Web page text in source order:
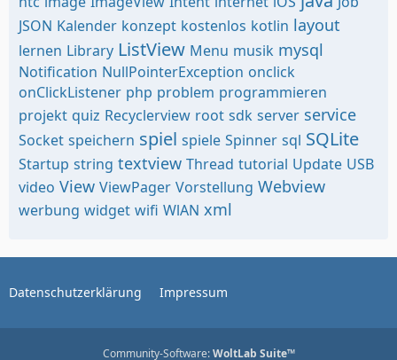
JSON Kalender konzept kostenlos kotlin layout
lernen Library ListView Menu musik mysql
Notification NullPointerException onclick
onClickListener php problem programmieren
projekt quiz Recyclerview root sdk server service
Socket speichern spiel spiele Spinner sql SQLite
Startup string textview Thread tutorial Update USB
video View ViewPager Vorstellung Webview
werbung widget wifi WlAN xml
Datenschutzerklärung Impressum
Community-Software:WoltLab Suite™